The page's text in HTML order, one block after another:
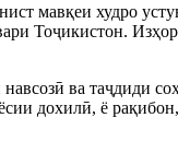
мавқеи худро
Тоҷикистон.
ва таҷдиди
дохилӣ, ё